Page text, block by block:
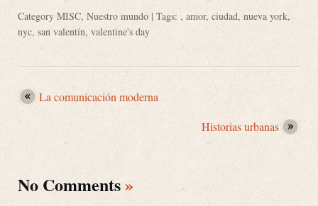
Category MISC, Nuestro mundo | Tags: , amor, ciudad, nueva york,
nyc, san valentín, valentine's day
La comunicación moderna
Historias urbanas
No Comments»